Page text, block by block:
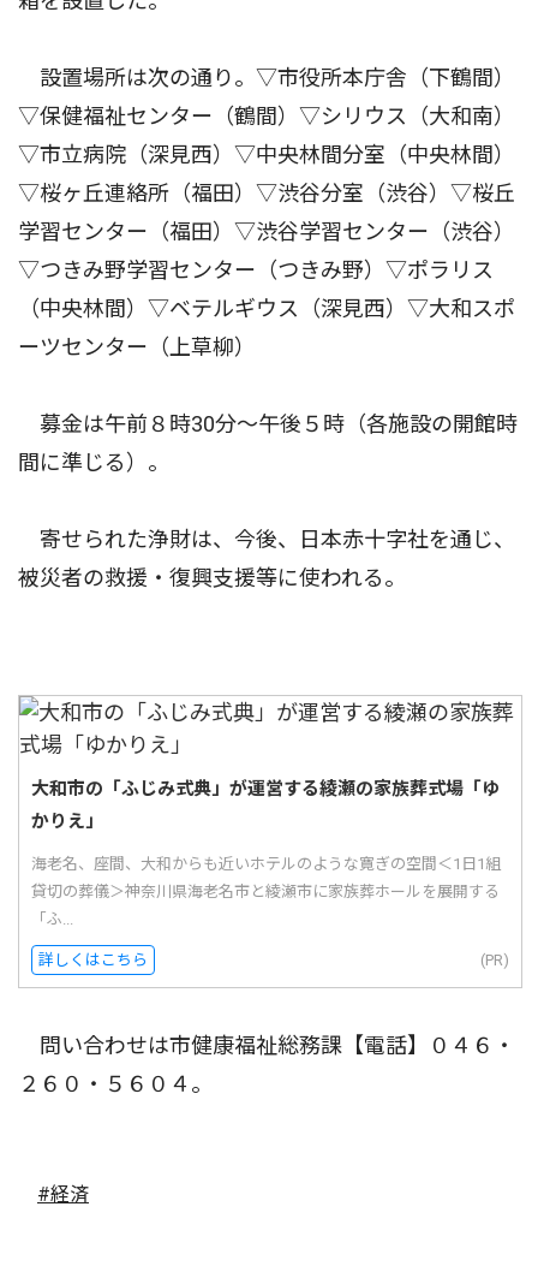
設置場所は次の通り。▽市役所本庁舎（下鶴間）
▽保健福祉センター（鶴間）▽シリウス（大和南）
▽市立病院（深見西）▽中央林間分室（中央林間）
▽桜ヶ丘連絡所（福田）▽渋谷分室（渋谷）▽桜丘
学習センター（福田）▽渋谷学習センター（渋谷）
▽つきみ野学習センター（つきみ野）▽ポラリス
（中央林間）▽ベテルギウス（深見西）▽大和スポ
ーツセンター（上草柳）
募金は午前８時30分〜午後５時（各施設の開館時
間に準じる）。
寄せられた浄財は、今後、日本赤十字社を通じ、
被災者の救援・復興支援等に使われる。
大和市の「ふじみ式典」が運営する綾瀬の家族葬式場「ゆ
かりえ」
海老名、座間、大和からも近いホテルのような寛ぎの空間＜1日1組
貸切の葬儀＞神奈川県海老名市と綾瀬市に家族葬ホールを展開する
「ふ...
詳しくはこちら (PR)
問い合わせは市健康福祉総務課【電話】０４６・
２６０・５６０４。
#経済